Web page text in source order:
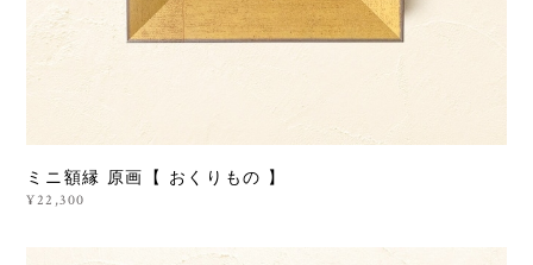
ミニ額縁 原画【 おくりもの 】
¥22,300